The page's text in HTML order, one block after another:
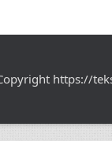
https://